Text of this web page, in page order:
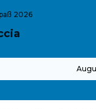
2026